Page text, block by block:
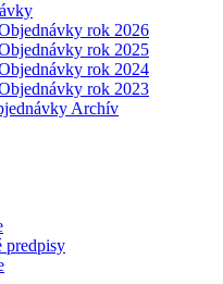
rok 2026
rok 2025
rok 2024
rok 2023
Archív
predpisy